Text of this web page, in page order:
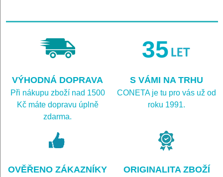
35
VÝHODNÁ DOPRAVA
Při nákupu zboží nad 1500
Kč máte dopravu úplně
zdarma.
S VÁMI NA TRHU
CONETA je tu pro vás už od
roku 1991.
OVĚŘENO ZÁKAZNÍKY ORIGINALITA ZBOŽÍ